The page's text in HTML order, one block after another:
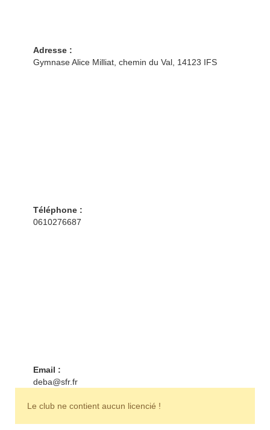
Adresse :
Gymnase Alice Milliat, chemin du Val, 14123 IFS
Téléphone :
0610276687
Email :
deba@sfr.fr
Le club ne contient aucun licencié !